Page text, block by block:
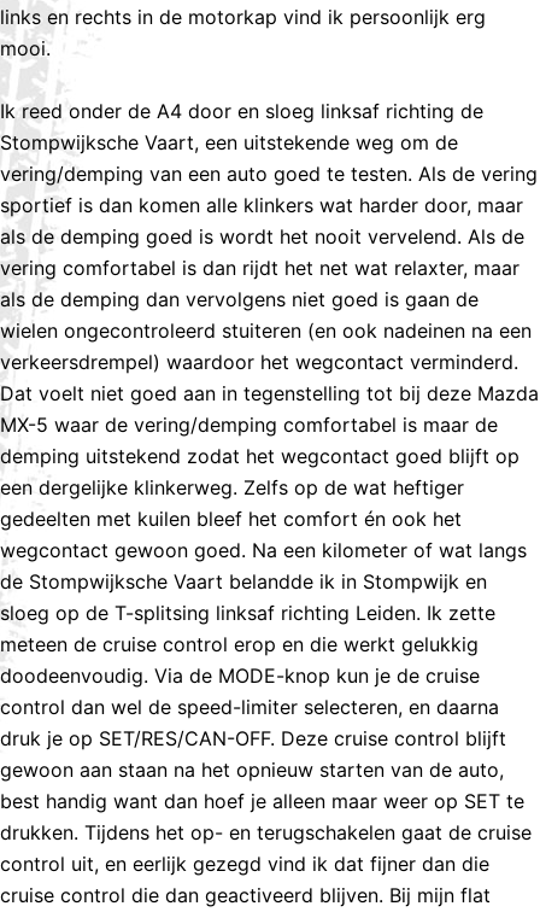
links en rechts in de motorkap vind ik persoonlijk erg
mooi.
Ik reed onder de A4 door en sloeg linksaf richting de
Stompwijksche Vaart, een uitstekende weg om de
vering/demping van een auto goed te testen. Als de vering
sportief is dan komen alle klinkers wat harder door, maar
als de demping goed is wordt het nooit vervelend. Als de
vering comfortabel is dan rijdt het net wat relaxter, maar
als de demping dan vervolgens niet goed is gaan de
wielen ongecontroleerd stuiteren (en ook nadeinen na een
verkeersdrempel) waardoor het wegcontact verminderd.
Dat voelt niet goed aan in tegenstelling tot bij deze Mazda
MX-5 waar de vering/demping comfortabel is maar de
demping uitstekend zodat het wegcontact goed blijft op
een dergelijke klinkerweg. Zelfs op de wat heftiger
gedeelten met kuilen bleef het comfort én ook het
wegcontact gewoon goed. Na een kilometer of wat langs
de Stompwijksche Vaart belandde ik in Stompwijk en
sloeg op de T-splitsing linksaf richting Leiden. Ik zette
meteen de cruise control erop en die werkt gelukkig
doodeenvoudig. Via de MODE-knop kun je de cruise
control dan wel de speed-limiter selecteren, en daarna
druk je op SET/RES/CAN-OFF. Deze cruise control blijft
gewoon aan staan na het opnieuw starten van de auto,
best handig want dan hoef je alleen maar weer op SET te
drukken. Tijdens het op- en terugschakelen gaat de cruise
control uit, en eerlijk gezegd vind ik dat fijner dan die
cruise control die dan geactiveerd blijven. Bij mijn flat